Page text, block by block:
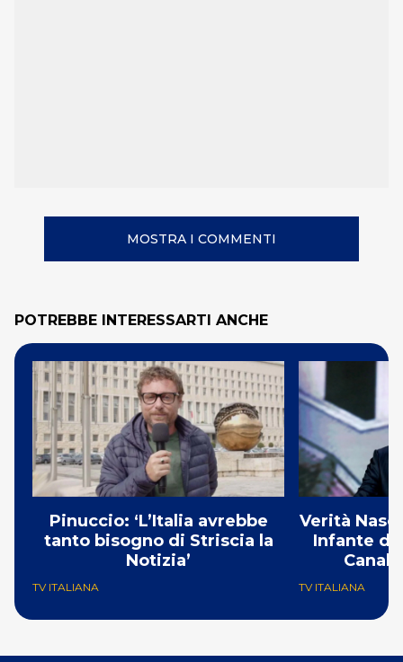
MOSTRA I COMMENTI
POTREBBE INTERESSARTI ANCHE
Pinuccio: ‘L’Italia avrebbe
tanto bisogno di Striscia la
Notizia’
TV ITALIANA
Verità
Infante
TV ITALIANA